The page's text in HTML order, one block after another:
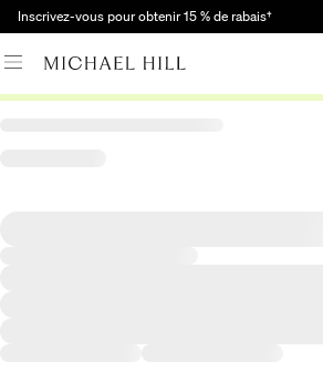
Passer
Inscrivez-vous pour obtenir 15 % de rabais†